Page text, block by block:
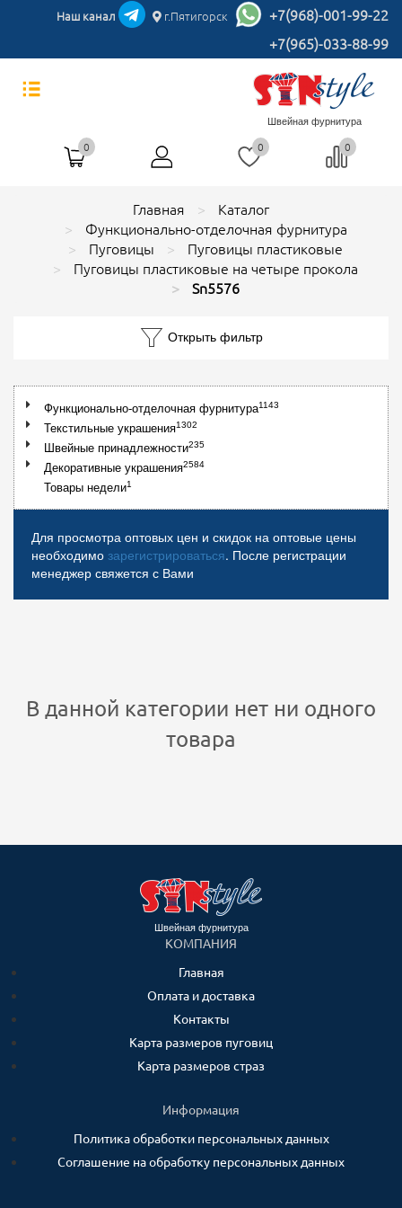
Наш канал г.Пятигорск
+7(968)-001-99-22
+7(965)-033-88-99
Швейная фурнитура
0 0 0
Главная
Каталог
Функционально-отделочная фурнитура
Пуговицы
Пуговицы пластиковые
Пуговицы пластиковые на четыре прокола
Sn5576
Открыть фильтр
Функционально-отделочная фурнитура1143
Текстильные украшения1302
Швейные принадлежности235
Декоративные украшения2584
Товары недели1
Для просмотра оптовых цен и скидок на оптовые цены
необходимо зарегистрироваться. После регистрации
менеджер свяжется с Вами
В данной категории нет ни одного
товара
Швейная фурнитура
КОМПАНИЯ
Главная
Оплата и доставка
Контакты
Карта размеров пуговиц
Карта размеров страз
Информация
Политика обработки персональных данных
Соглашение на обработку персональных данных